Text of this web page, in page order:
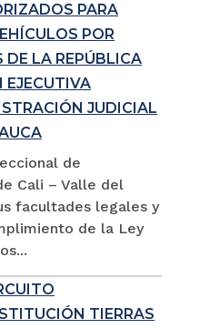
PARA
POR
DE LA REPÚBLICA
EJECUTIVA
JUDICIAL
de
Cali – Valle del
facultades legales y
de la Ley
TIERRAS